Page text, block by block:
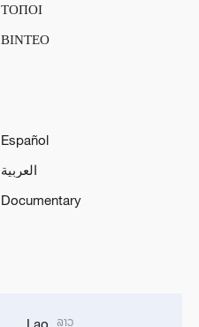
ΤΟΠΟΙ
ΒΙΝΤΕΟ
Español
العربية
Documentary
Lao ລາວ